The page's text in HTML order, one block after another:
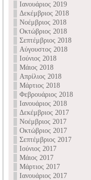
Ιανουάριος 2019
Δεκέμβριος 2018
Νοέμβριος 2018
Οκτώβριος 2018
Σεπτέμβριος 2018
Αύγουστος 2018
Ιούνιος 2018
Μάιος 2018
Απρίλιος 2018
Μάρτιος 2018
Φεβρουάριος 2018
Ιανουάριος 2018
Δεκέμβριος 2017
Νοέμβριος 2017
Οκτώβριος 2017
Σεπτέμβριος 2017
Ιούνιος 2017
Μάιος 2017
Μάρτιος 2017
Ιανουάριος 2017